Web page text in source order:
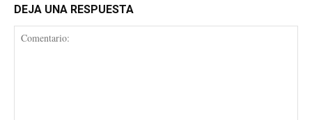
DEJA UNA RESPUESTA